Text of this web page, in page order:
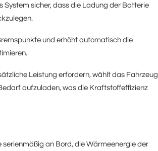
sicher, dass die Ladung der Batterie
und erhöht automatisch die
Leistung erfordern, wählt das Fahrzeug
aufzuladen, was die Kraftstoffeffizienz
an Bord, die Wärmeenergie der